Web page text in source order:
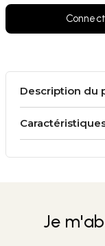
Description du
Je